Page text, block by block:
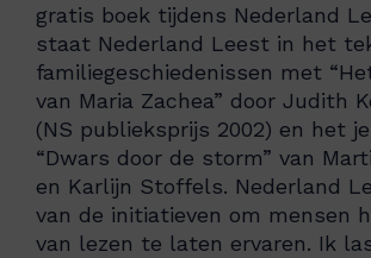
gratis boek tijdens Nederland
staat Nederland Leest in het
familiegeschiedenissen met
van Maria Zachea” door Judith
(NS publieksprijs 2002) en het
“Dwars door de storm” van
en Karlijn Stoffels. Nederland
van de initiatieven om mensen
van lezen te laten ervaren. Ik